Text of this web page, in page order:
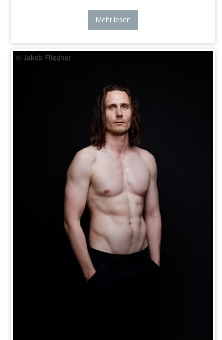
Mehr lesen